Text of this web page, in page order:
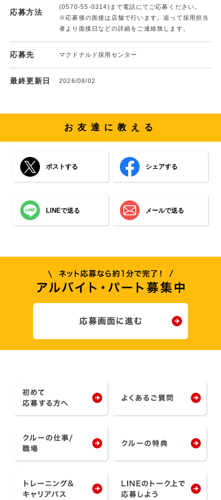
応募方法
(0570-55-0314)まで電話にてご応募ください。
※応募後の面接は店舗で行います。追って採用担当
者より面接日などの詳細をご連絡致します。
応募先 マクドナルド採用センター
最終更新日 2026/08/02
お友達に教える
ポストする シェアする
LINEで送る メールで送る